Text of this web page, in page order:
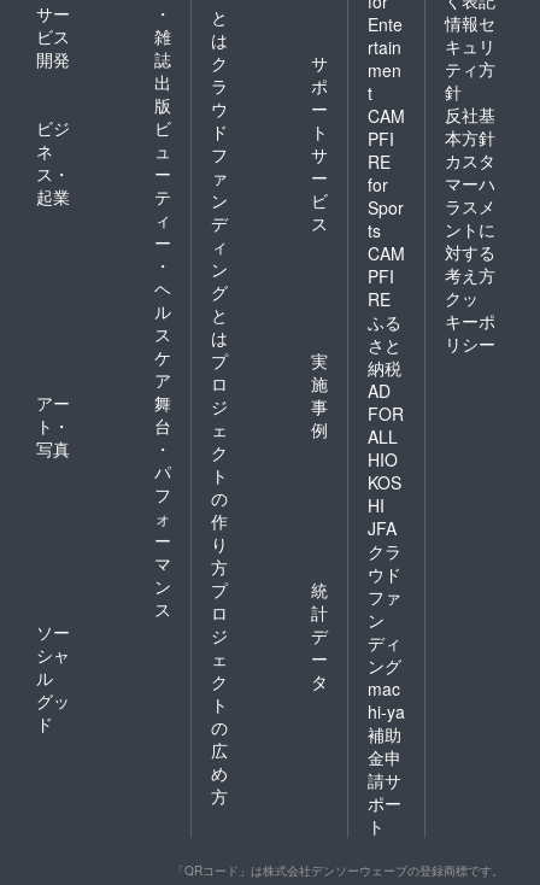
サー
ビス
開発
・
雑
誌
出
版
ビジ
ネ
ス・
起業
ビ
ュ
ー
テ
ィ
ー
・
ヘ
ル
ス
ケ
ア
アー
ト・
写真
舞
台
・
パ
フ
ォ
ー
マ
ン
ス
ソー
シャ
ル
グッ
ド
と
は
ク
ラ
ウ
ド
フ
ァ
ン
デ
ィ
ン
グ
と
は
サ
ポ
ー
ト
サ
ー
ビ
ス
プ
ロ
ジ
ェ
ク
ト
の
作
り
方
実
施
事
例
プ
ロ
ジ
ェ
ク
ト
の
広
め
方
統
計
デ
ー
タ
Ente
rtain
men
t
CAM
PFI
RE
for
Spor
ts
CAM
PFI
RE
ふる
さと
納税
AD
FOR
ALL
HIO
KOS
HI
JFA
クラ
ウド
ファ
ン
ディ
ング
mac
hi-ya
補助
金申
請サ
ポー
ト
情報セ
キュリ
ティ方
針
反社基
本方針
カスタ
マーハ
ラスメ
ントに
対する
考え方
クッ
キーポ
リシー
「QRコード」は株式会社デンソーウェーブの登録商標です。